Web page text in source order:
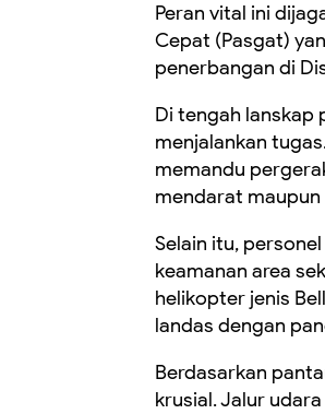
Peran vital ini
Cepat (Pasgat)
penerbangan di
Di tengah lanskap
menjalankan
memandu
mendarat
Selain itu,
keamanan area
helikopter jenis
landas dengan
Berdasarkan
krusial. Jalur